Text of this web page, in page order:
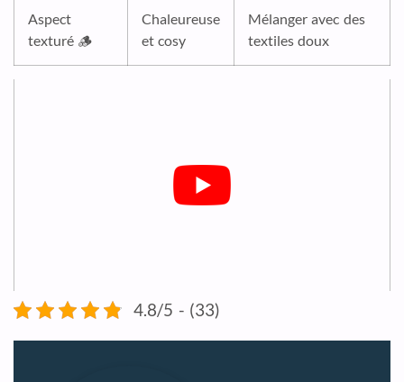
Aspect
texturé 🪵
Chaleureuse
et cosy
Mélanger avec des
textiles doux
4.8/5 - (33)